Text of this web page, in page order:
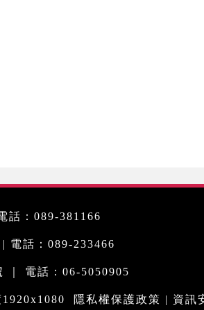
話：089-381166
電話：089-233466
｜ 電話：06-5050905
1920x1080 隱私權保護政策 | 資訊